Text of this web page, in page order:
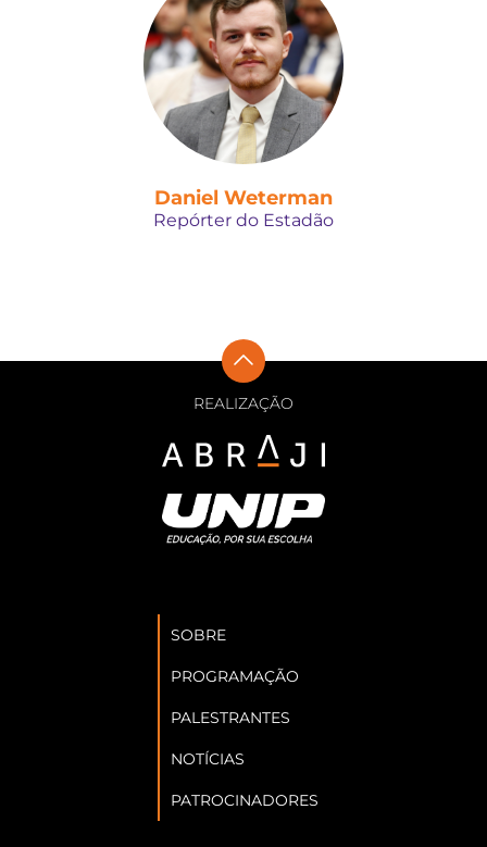
Daniel Weterman
Repórter do Estadão
REALIZAÇÃO
SOBRE
PROGRAMAÇÃO
PALESTRANTES
NOTÍCIAS
PATROCINADORES